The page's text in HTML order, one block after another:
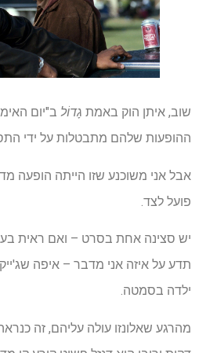
שוב, איתן הוק באמת גָדוֹל ב"יום
ההופעות שלהם מתבטלות על ידי
אבל אני משוכנע שזו הייתה הופעה
פועל לצד.
יש סצינה אחת בסרט – ואם ראית
תדע על איזה אני מדבר – איפה
ילדה בסמטה.
מהרגע שאלונזו עולה עליהם, זה